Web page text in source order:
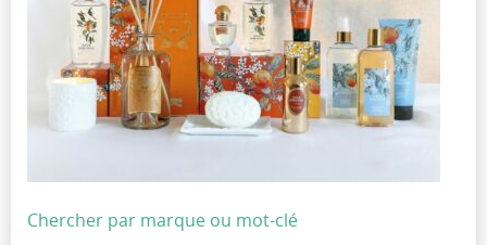
Chercher par marque ou mot-clé